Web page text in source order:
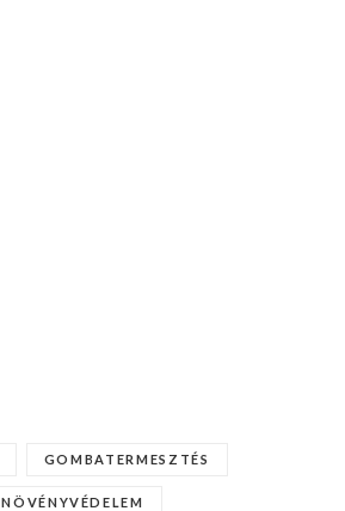
GOMBATERMESZTÉS
NÖVÉNYVÉDELEM